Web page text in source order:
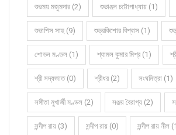
শুভময় মজুমদার (2) শুভাঞ্জন চট্টোপাধ্যায় (1)
শুভাশিস সাহু (9) শুভ্রকিশোর বিশ্বাস (1)
শোভন মণ্ডল (1) শ্যামল কুমার মিশ্র (1)
শ্রী সদ্যজাত (0) শ্রীধর (2) সংঘমিত্রা (1)
সঙ্গীতা মুখার্জী মণ্ডল (2) সঞ্জয় বৈরাগ্য (2)
সন্দীপ রায় (3) সন্দীপ রায় (0) সন্দীপ রায় নীল